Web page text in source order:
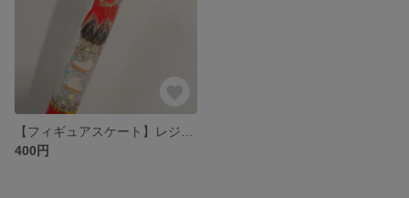
400円